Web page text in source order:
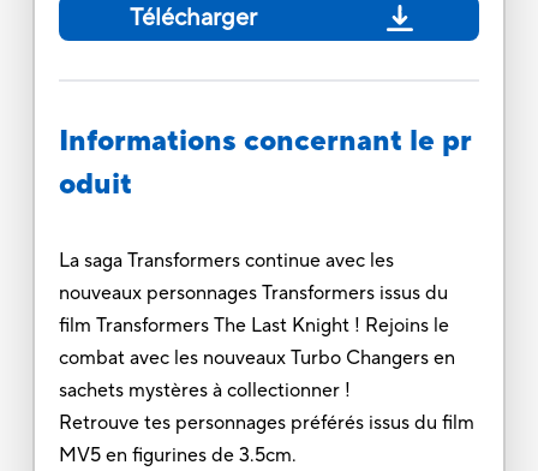
Télécharger
Informations concernant le pr
oduit
La saga Transformers continue avec les
nouveaux personnages Transformers issus du
film Transformers The Last Knight ! Rejoins le
combat avec les nouveaux Turbo Changers en
sachets mystères à collectionner !
Retrouve tes personnages préférés issus du film
MV5 en figurines de 3.5cm.